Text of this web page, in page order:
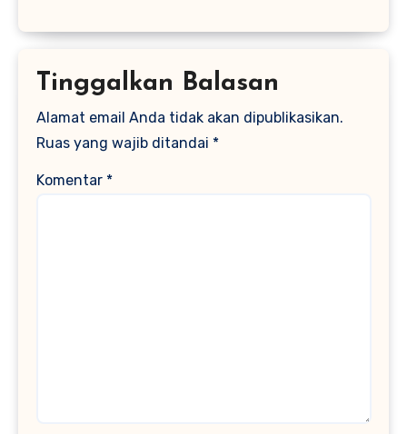
Tinggalkan Balasan
Alamat email Anda tidak akan dipublikasikan.
Ruas yang wajib ditandai *
Komentar *